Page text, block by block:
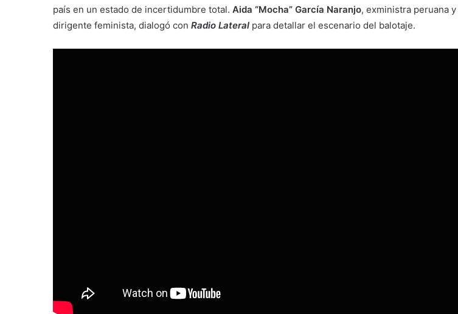
país en un estado de incertidumbre total. Aida “Mocha” García Naranjo, exministra peruana
dirigente feminista, dialogó con Radio Lateral para detallar el escenario del balotaje.